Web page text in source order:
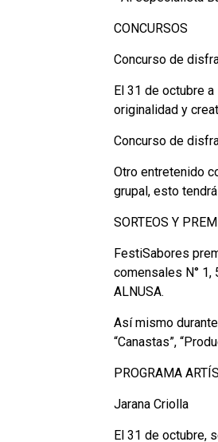
CONCURSOS
Concurso de
El 31 de octubre
originalidad y
Concurso de
Otro entretenido
grupal, esto
SORTEOS Y
FestiSabores
comensales N° 1,
ALNUSA.
Así mismo
“Canastas”,
PROGRAMA
Jarana Criolla
El 31 de octubre,